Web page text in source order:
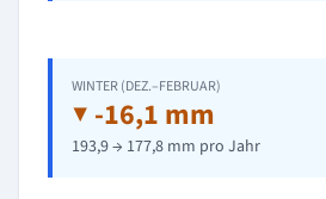
WINTER (DEZ.–FEBRUAR)
▼ -16,1 mm
193,9 → 177,8 mm pro Jahr